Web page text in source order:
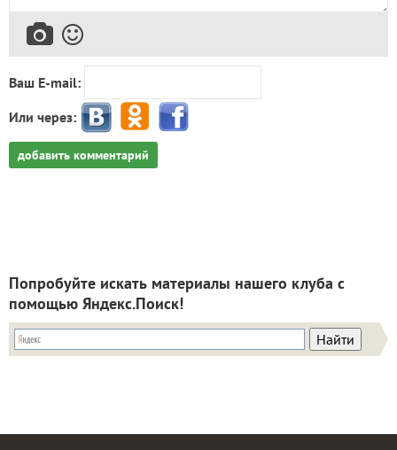
Ваш E-mail:
Или через:
добавить комментарий
Попробуйте искать материалы нашего клуба с
помощью Яндекс.Поиск!